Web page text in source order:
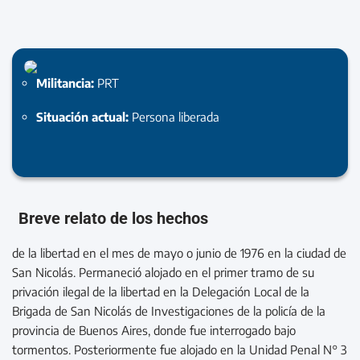
Militancia: PRT
Situación actual: Persona liberada
Breve relato de los hechos
de la libertad en el mes de mayo o junio de 1976 en la ciudad de
San Nicolás. Permaneció alojado en el primer tramo de su
privación ilegal de la libertad en la Delegación Local de la
Brigada de San Nicolás de Investigaciones de la policía de la
provincia de Buenos Aires, donde fue interrogado bajo
tormentos. Posteriormente fue alojado en la Unidad Penal N° 3